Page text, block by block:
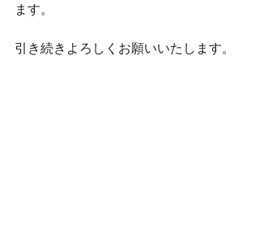
ます。
引き続きよろしくお願いいたします。